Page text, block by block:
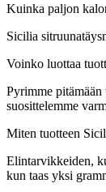
Kuinka paljon
Sicilia
Voinko luottaa
Pyrimme
suosittelemme
Miten tuotteen
Elintarvikkeiden,
kun taas yksi